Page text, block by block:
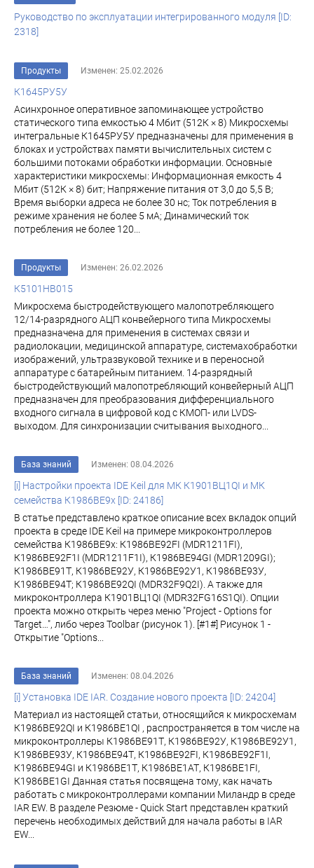
Руководство по эксплуатации интегрированного модуля [ID:
2318]
Продукты Изменен: 25.02.2026
К1645РУ5У
Асинхронное оперативное запоминающее устройство
статического типа емкостью 4 Мбит (512К × 8) Микросхемы
интегральные К1645РУ5У предназначены для применения в
блоках и устройствах памяти вычислительных систем с
большими потоками обработки информации. Основные
характеристики микросхемы: Информационная емкость 4
Мбит (512К × 8) бит; Напряжение питания от 3,0 до 5,5 В;
Время выборки адреса не более 30 нс; Ток потребления в
режиме хранения не более 5 мА; Динамический ток
потребления не более 120...
Продукты Изменен: 26.02.2026
К5101НВ015
Микросхема быстродействующего малопотребляющего
12/14-разрядного АЦП конвейерного типа Микросхемы
предназначена для применения в системах связи и
радиолокации, медицинской аппаратуре, системахобработки
изображений, ультразвуковой технике и в переносной
аппаратуре с батарейным питанием. 14-разрядный
быстродействующий малопотребляющий конвейерный АЦП
предназначен для преобразования дифференциального
входного сигнала в цифровой код с КМОП- или LVDS-
выходом. Для синхронизации считывания выходного...
База знаний Изменен: 08.04.2026
[i] Настройки проекта IDE Keil для МК К1901ВЦ1QI и МК
семейства К1986ВЕ9x [ID: 24186]
В статье представлено краткое описание всех вкладок опций
проекта в среде IDE Keil на примере микроконтроллеров
семейства К1986ВЕ9x: К1986ВЕ92FI (MDR1211FI),
К1986ВЕ92F1I (MDR1211F1I), К1986ВЕ94GI (MDR1209GI);
К1986ВЕ91Т, К1986ВЕ92У, К1986ВЕ92У1, К1986ВЕ93У,
К1986ВЕ94Т; К1986ВЕ92QI (MDR32F9Q2I). А также для
микроконтроллера К1901ВЦ1QI (MDR32FG16S1QI). Опции
проекта можно открыть через меню "Project - Options for
Target…", либо через Toolbar (рисунок 1). [#1#] Рисунок 1 -
Открытие "Options...
База знаний Изменен: 08.04.2026
[i] Установка IDE IAR. Создание нового проекта [ID: 24204]
Материал из настоящей статьи, относящийся к микросхемам
К1986ВЕ92QI и К1986ВЕ1QI , распространяется в том числе на
микроконтроллеры К1986ВЕ91Т, К1986ВЕ92У, К1986ВЕ92У1,
К1986ВЕ93У, К1986ВЕ94Т, К1986ВЕ92FI, К1986ВЕ92F1I,
К1986ВЕ94GI и К1986ВЕ1Т, К1986ВЕ1АТ, К1986ВЕ1FI,
К1986ВЕ1GI Данная статья посвящена тому, как начать
работать с микроконтроллерами компании Миландр в среде
IAR EW. В разделе Резюме - Quick Start представлен краткий
перечень необходимых действий для начала работы в IAR
EW...